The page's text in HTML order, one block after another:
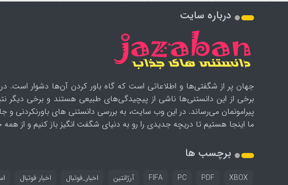
درباره سایت
جهان پر از شگفتی‌ها و اطلاعاتی است که گاه باور کردن آن‌ها دشوار است.
برخی از این دانستنی‌ها ناشی از پیچیدگی‌های طبیعی هستند و برخی دیگر
پیرامونمان می‌رساند. در این وب سایت، به بررسی دانستنی های
ما اینجا هستیم تا دریچه جدیدی را رو به دنیای شگفت انگیز باز کنیم و از
برچسب ها
FIFA PC PDF XBOX آرژانتین اخبار_فوتبال اخبار فوتبال